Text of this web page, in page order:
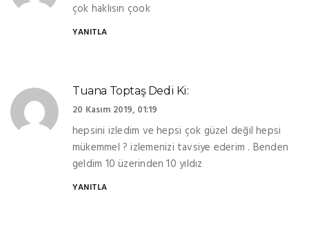
çok haklısın çook
YANITLA
Tuana Toptaş Dedi Ki:
20 Kasım 2019, 01:19
hepsini izledim ve hepsi çok güzel değil hepsi
mükemmel ? izlemenizi tavsiye ederim . Benden
geldim 10 üzerinden 10 yıldız
YANITLA